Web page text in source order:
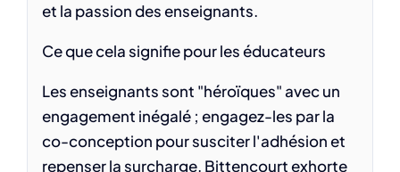
et la passion des enseignants.
Ce que cela signifie pour les éducateurs
Les enseignants sont "héroïques" avec un
engagement inégalé ; engagez-les par la
co-conception pour susciter l'adhésion et
repenser la surcharge. Bittencourt exhorte